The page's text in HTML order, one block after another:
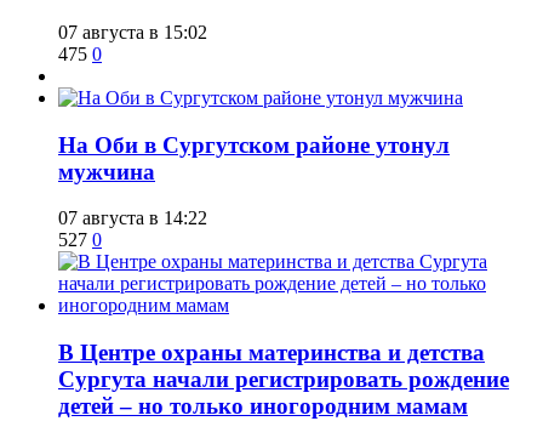
07 августа в 15:02
475 0
​На Оби в Сургутском районе утонул
мужчина
07 августа в 14:22
527 0
​В Центре охраны материнства и детства
Сургута начали регистрировать рождение
детей – но только иногородним мамам